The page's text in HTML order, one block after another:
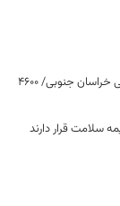
تقدیر مقام عالی وزارت از عملکرد جهادی معاونت آموزش ابتدایی خراسان جنوبی/ ۴۶۰۰